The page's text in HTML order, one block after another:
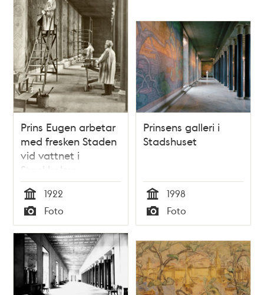
Prins Eugen arbetar
med fresken Staden
vid vattnet i
Stockholms
stadshus
Tid
1922
Typ
Foto
Prinsens galleri i
Stadshuset
Tid
1998
Typ
Foto